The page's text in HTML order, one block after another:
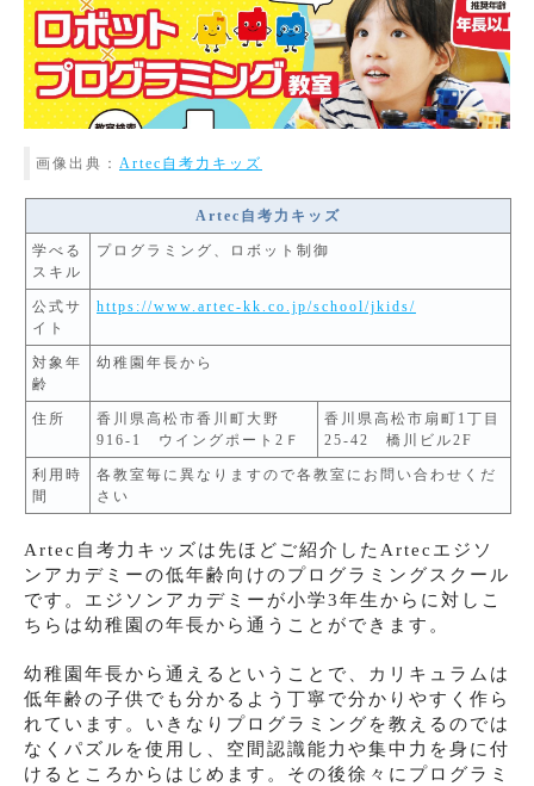
画像出典： Artec自考力キッズ
Artec自考力キッズ
学べる
スキル
プログラミング、ロボット制御
公式サ
イト
https://www.artec-kk.co.jp/school/jkids/
対象年
齢
幼稚園年長から
住所
香川県高松市香川町大野
916-1 ウイングポート2Ｆ
香川県高松市扇町1丁目
25-42 橋川ビル2F
利用時
間
各教室毎に異なりますので各教室にお問い合わせくだ
さい
Artec自考力キッズは先ほどご紹介したArtecエジソ
ンアカデミーの低年齢向けのプログラミングスクール
です。エジソンアカデミーが小学3年生からに対しこ
ちらは幼稚園の年長から通うことができます。
幼稚園年長から通えるということで、カリキュラムは
低年齢の子供でも分かるよう丁寧で分かりやすく作ら
れています。いきなりプログラミングを教えるのでは
なくパズルを使用し、空間認識能力や集中力を身に付
けるところからはじめます。その後徐々にプログラミ